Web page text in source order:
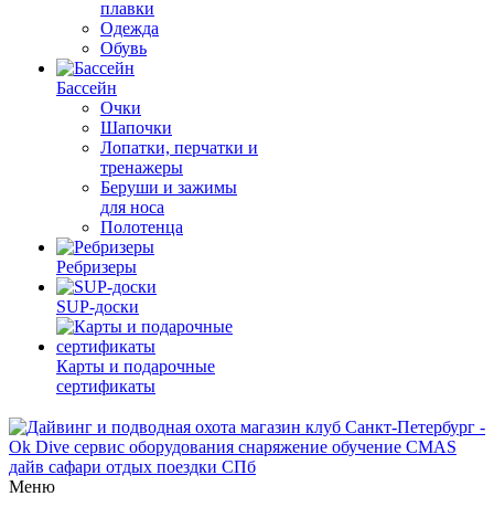
плавки
Одежда
Обувь
Бассейн
Очки
Шапочки
Лопатки, перчатки и
тренажеры
Беруши и зажимы
для носа
Полотенца
Ребризеры
SUP-доски
Карты и подарочные
сертификаты
Меню